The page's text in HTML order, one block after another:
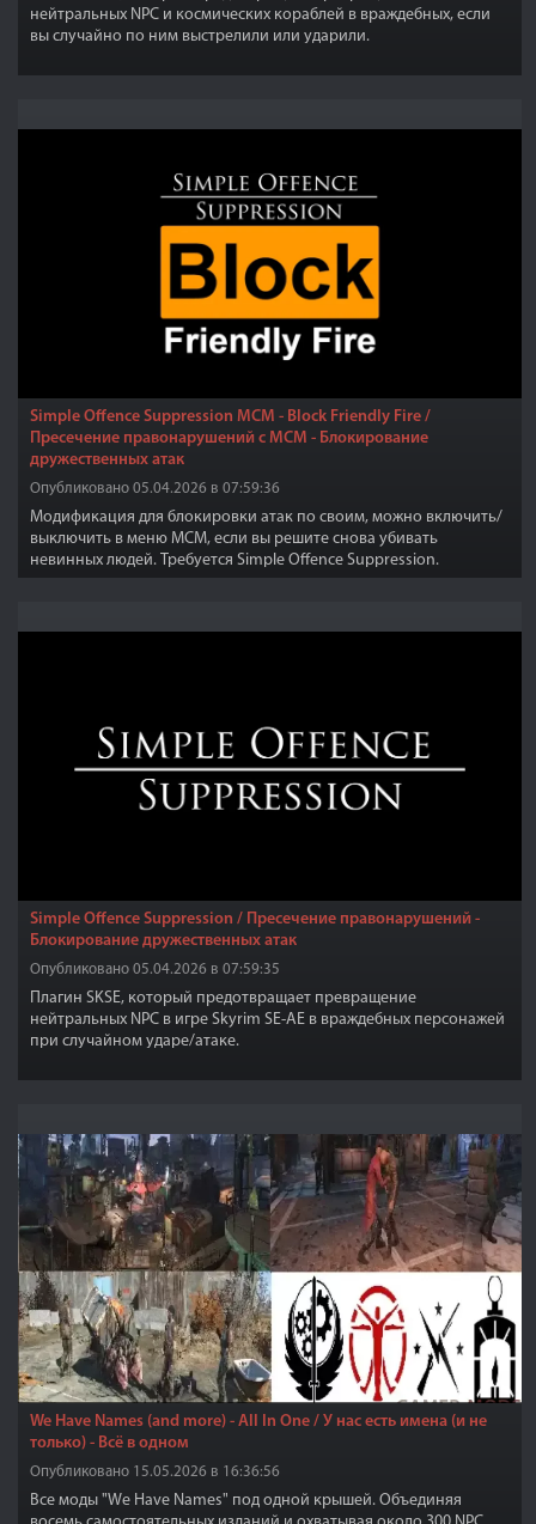
нейтральных NPC и космических кораблей в враждебных, если
вы случайно по ним выстрелили или ударили.
Simple Offence Suppression MCM - Block Friendly Fire /
Пресечение правонарушений с МСМ - Блокирование
дружественных атак
Опубликовано 05.04.2026 в 07:59:36
Модификация для блокировки атак по своим, можно включить/
выключить в меню MCM, если вы решите снова убивать
невинных людей. Требуется Simple Offence Suppression.
Simple Offence Suppression / Пресечение правонарушений -
Блокирование дружественных атак
Опубликовано 05.04.2026 в 07:59:35
Плагин SKSE, который предотвращает превращение
нейтральных NPC в игре Skyrim SE-AE в враждебных персонажей
при случайном ударе/атаке.
We Have Names (and more) - All In One / У нас есть имена (и не
только) - Всё в одном
Опубликовано 15.05.2026 в 16:36:56
Все моды "We Have Names" под одной крышей. Объединяя